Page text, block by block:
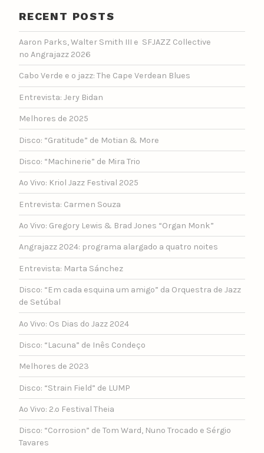
RECENT POSTS
Aaron Parks, Walter Smith III e SFJAZZ Collective
no Angrajazz 2026
Cabo Verde e o jazz: The Cape Verdean Blues
Entrevista: Jery Bidan
Melhores de 2025
Disco: “Gratitude” de Motian & More
Disco: “Machinerie” de Mira Trio
Ao Vivo: Kriol Jazz Festival 2025
Entrevista: Carmen Souza
Ao Vivo: Gregory Lewis & Brad Jones “Organ Monk”
Angrajazz 2024: programa alargado a quatro noites
Entrevista: Marta Sánchez
Disco: “Em cada esquina um amigo” da Orquestra de Jazz
de Setúbal
Ao Vivo: Os Dias do Jazz 2024
Disco: “Lacuna” de Inês Condeço
Melhores de 2023
Disco: “Strain Field” de LUMP
Ao Vivo: 2.º Festival Theia
Disco: “Corrosion” de Tom Ward, Nuno Trocado e Sérgio
Tavares